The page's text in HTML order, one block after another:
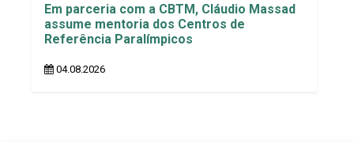
Em parceria com a CBTM, Cláudio Massad
assume mentoria dos Centros de
Referência Paralímpicos
04.08.2026